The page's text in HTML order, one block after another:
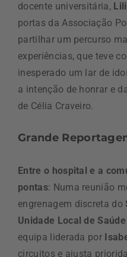
docente universitária,
portas da Associação
partilhar um percurso
experiências, que teve
inesperado um lar de
a intenção de honrar e
de Célia Craveiro.
Grande
Entre o hospital e a
pontas: Numa reunião
engrenagem discreta do
Unidade Local de
equipa liderada por
circuitos e ajusta